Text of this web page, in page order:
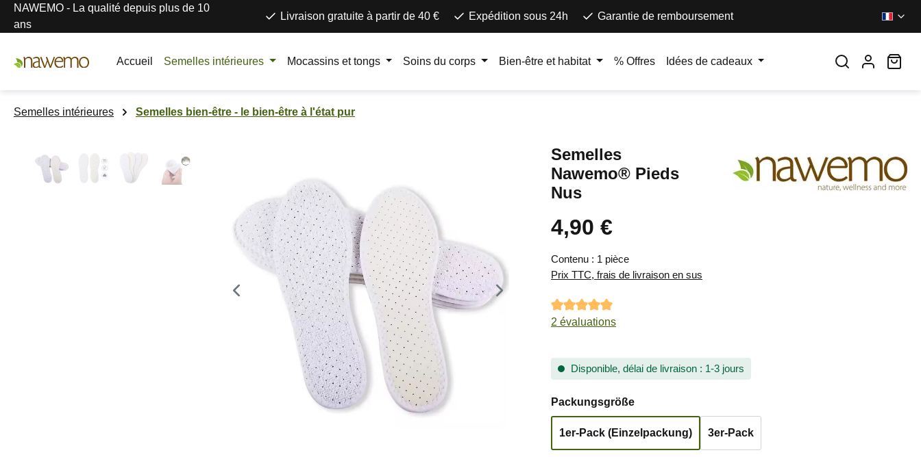
au contenu principal
Passer à la recherche
Passer à la navigation principale
NAWEMO - La qualité depuis plus de 10
ans
Livraison gratuite à partir de 40 € Expédition sous 24h Garantie de remboursement
Accueil Semelles intérieures Mocassins et tongs Soins du corps Bien-être et habitat % Offres Idées de cadeaux
Semelles intérieures Semelles bien-être - le bien-être à l'état pur
Semelles
Nawemo® Pieds
Nus
Prix régulier :
4,90 €
Contenu : 1 pièce
Prix TTC, frais de livraison en sus
Note moyenne de 5 sur 5 étoiles
2 évaluations
Disponible, délai de livraison : 1-3 jours
Sélectionnez
Packungsgröße
1er-Pack (Einzelpackung) 3er-Pack